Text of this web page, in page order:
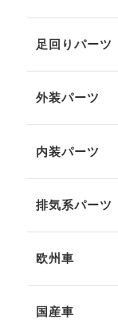
足回りパーツ
外装パーツ
内装パーツ
排気系パーツ
欧州車
国産車